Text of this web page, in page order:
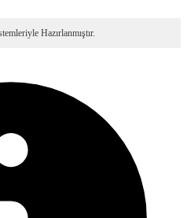
Hazırlanmıştır.